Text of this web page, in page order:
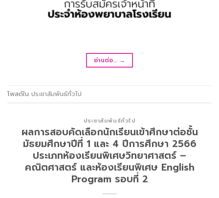
อ่านต่อ… →
โพสต์ใน ประชาสัมพันธ์ทั่วไป
ประชาสัมพันธ์ทั่วไป
ผลการสอบคัดเลือกนักเรียนเข้าศึกษาต่อชั้น
มัธยมศึกษาปีที่ 1 และ 4 ปีการศึกษา 2566
ประเภทห้องเรียนพิเศษวิทยาศาสตร์ –
คณิตศาสตร์ และห้องเรียนพิเศษ English
Program รอบที่ 2